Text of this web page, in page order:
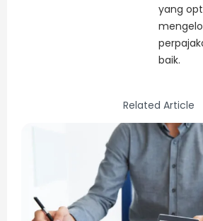
yang
baik.
Related Article